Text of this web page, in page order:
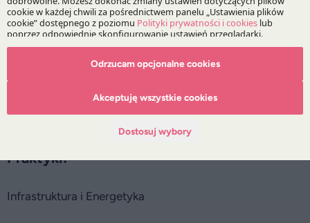
Daniel Chojnacki
Tymon Grabarczyk
Magdalena Dziadosz
Praktyki:
Infrastruktura i Energetyka
Odrzucam opcjonalne cookies
Akceptuję wszystkie cookies
Dostosuj wybory